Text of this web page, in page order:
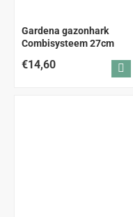
Gardena gazonhark
Combisysteem 27cm
€14,60